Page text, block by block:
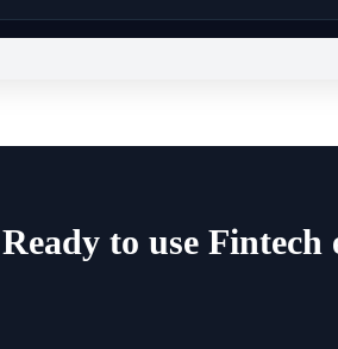
Ready to use